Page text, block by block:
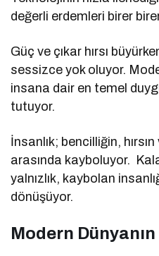
değerli erdemleri birer
Güç ve çıkar hırsı
sessizce yok oluyor.
insana dair en temel
tutuyor.
İnsanlık; bencilliğin,
arasında kayboluyor.
yalnızlık, kaybolan
dönüşüyor.
Modern Dünyanın